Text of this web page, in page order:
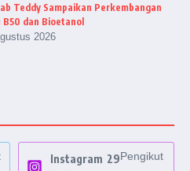
Teddy Sampaikan Perkembangan
B50 dan Bioetanol
2026
Instagram 29Pengikut